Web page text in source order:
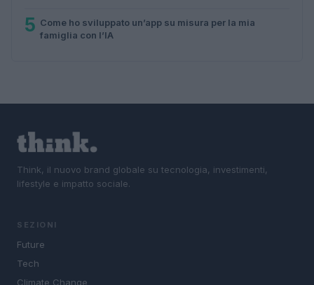
5 Come ho sviluppato un’app su misura per la mia
famiglia con l’IA
Think, il nuovo brand globale su tecnologia, investimenti,
lifestyle e impatto sociale.
SEZIONI
Future
Tech
Climate Change